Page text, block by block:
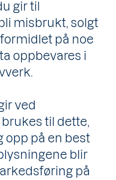
gir til
misbrukt, solgt
på noe
oppbevares i
ved
til dette,
opp på en best
blir
på